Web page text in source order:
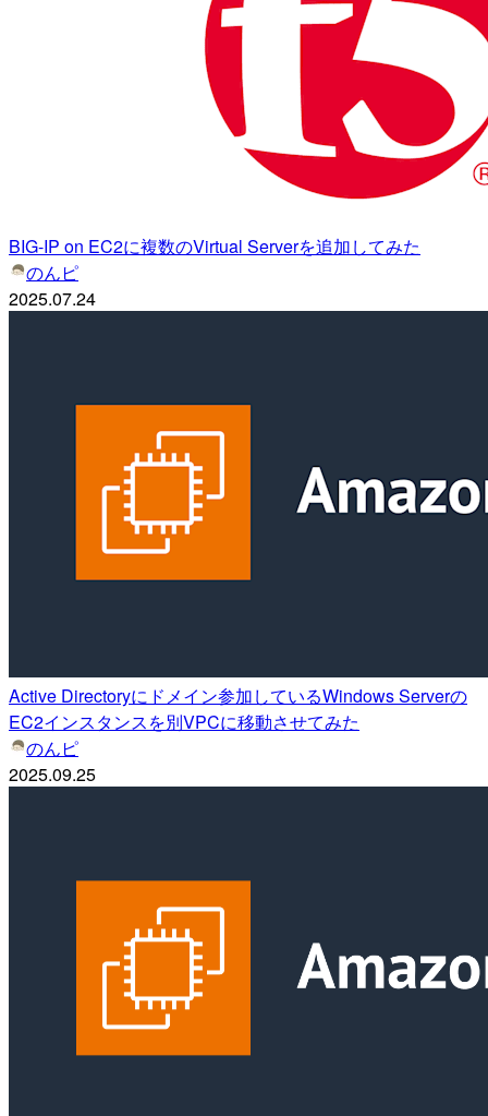
BIG-IP on EC2に複数のVirtual Serverを追加してみた
のんピ
2025.07.24
Active Directoryにドメイン参加しているWindows Serverの
EC2インスタンスを別VPCに移動させてみた
のんピ
2025.09.25